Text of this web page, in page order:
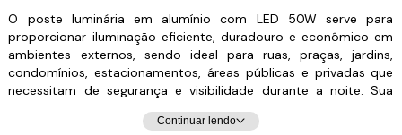
O poste luminária em alumínio com LED 50W serve para
proporcionar iluminação eficiente, duradouro e econômico em
ambientes externos, sendo ideal para ruas, praças, jardins,
condomínios, estacionamentos, áreas públicas e privadas que
necessitam de segurança e visibilidade durante a noite. Sua
estrutura em alumínio garante resistência à corrosão,
durabilidade e leveza, além de contribuir para a estética
Continuar lendo